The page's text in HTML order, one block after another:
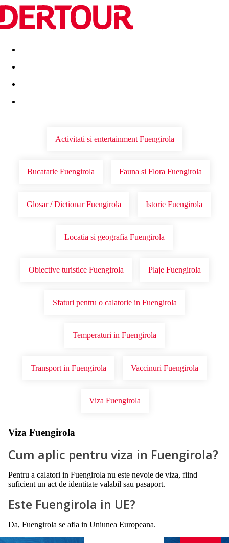
Destinatii Vacanta perfecta OFERTE DE NERATAT
Activitati si entertainment Fuengirola
Bucatarie Fuengirola Fauna si Flora Fuengirola
Glosar / Dictionar Fuengirola Istorie Fuengirola
Locatia si geografia Fuengirola
Obiective turistice Fuengirola Plaje Fuengirola
Sfaturi pentru o calatorie in Fuengirola
Temperaturi in Fuengirola
Transport in Fuengirola Vaccinuri Fuengirola
Viza Fuengirola
Viza Fuengirola
Cum aplic pentru viza in Fuengirola?
Pentru a calatori in Fuengirola nu este nevoie de viza, fiind
suficient un act de identitate valabil sau pasaport.
Este Fuengirola in UE?
Da, Fuengirola se afla in Uniunea Europeana.